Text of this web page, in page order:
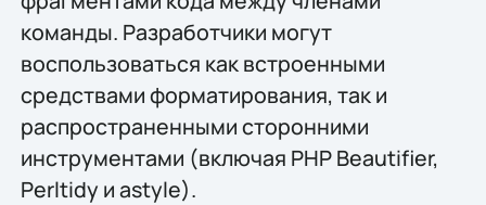
команды. Разработчики могут
воспользоваться как встроенными
средствами форматирования, так и
распространенными сторонними
инструментами (включая PHP Beautifier,
Perltidy и astyle).